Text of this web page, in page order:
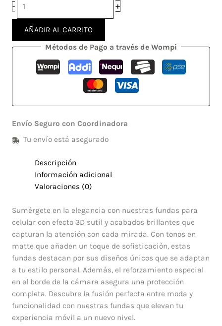
- +
AÑADIR AL CARRITO
Métodos de Pago a través de Wompi
Envío Seguro con Coordinadora
Tu envío está asegurado
Descripción
Información adicional
Valoraciones (0)
Sumérgete en la elegancia con nuestras fundas para
celular con efecto 3D sutil y acabados brillantes que
capturan la atención con cada mirada. Con tonos en
matte que añaden un toque de sofisticación, estas
fundas destacan por sus diseños únicos que se adaptan
a tu estilo personal. Además, el reforzamiento especial
en el borde de la cámara asegura una protección
completa. Descubre la fusión perfecta entre moda y
funcionalidad con nuestras fundas que elevan tu
experiencia móvil a un nuevo nivel.